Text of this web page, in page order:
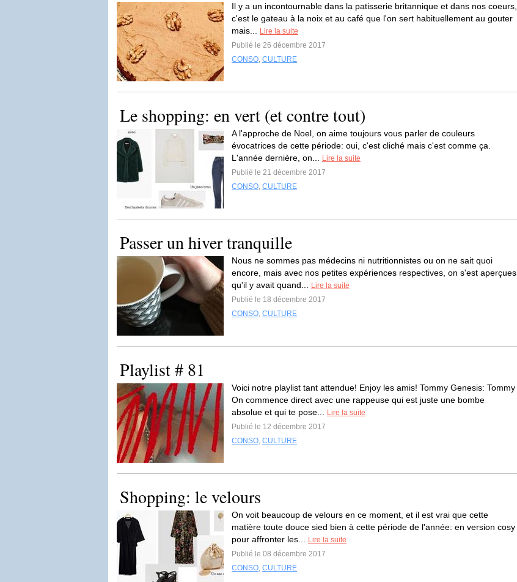
Il y a un incontournable dans la patisserie britannique et dans nos coeurs,
c'est le gateau à la noix et au café que l'on sert habituellement au gouter
mais...
Lire la suite
Publié le 26 décembre 2017
CONSO, CULTURE
Le shopping: en vert (et contre tout)
A l'approche de Noel, on aime toujours vous parler de couleurs
évocatrices de cette période: oui, c'est cliché mais c'est comme ça.
L'année dernière, on...
Lire la suite
Publié le 21 décembre 2017
CONSO, CULTURE
Passer un hiver tranquille
Nous ne sommes pas médecins ni nutritionnistes ou on ne sait quoi
encore, mais avec nos petites expériences respectives, on s'est aperçues
qu'il y avait quand...
Lire la suite
Publié le 18 décembre 2017
CONSO, CULTURE
Playlist # 81
Voici notre playlist tant attendue! Enjoy les amis! Tommy Genesis: Tommy
On commence direct avec une rappeuse qui est juste une bombe
absolue et qui te pose...
Lire la suite
Publié le 12 décembre 2017
CONSO, CULTURE
Shopping: le velours
On voit beaucoup de velours en ce moment, et il est vrai que cette
matière toute douce sied bien à cette période de l'année: en version cosy
pour affronter les...
Lire la suite
Publié le 08 décembre 2017
CONSO, CULTURE